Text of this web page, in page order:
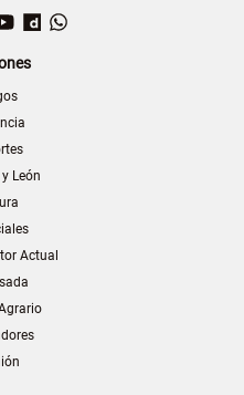
YouTubeDailymotion
León
Actual